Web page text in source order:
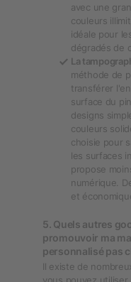
avec une
couleurs
idéale pour
dégradés de
La
méthode de
transférer
surface du
designs
couleurs
choisie pour
les surfaces
propose
numérique.
et
5. Quels autres
promouvoir ma
personnalisé pas
Il existe de